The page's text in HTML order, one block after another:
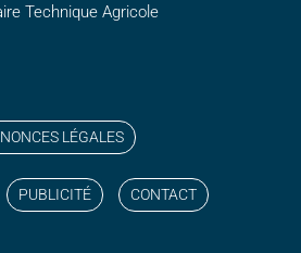
Technique Agricole
LÉGALES
PUBLICITÉ CONTACT